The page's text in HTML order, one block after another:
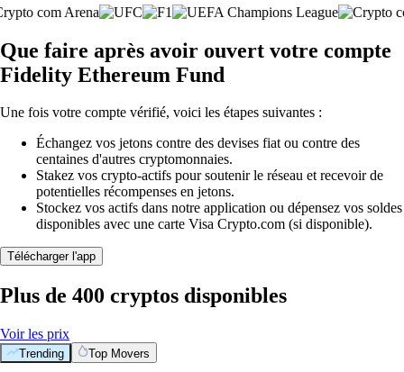
Que faire après avoir ouvert votre compte
Fidelity Ethereum Fund
Une fois votre compte vérifié, voici les étapes suivantes :
Échangez vos jetons contre des devises fiat ou contre des
centaines d'autres cryptomonnaies.
Stakez vos crypto-actifs pour soutenir le réseau et recevoir de
potentielles récompenses en jetons.
Stockez vos actifs dans notre application ou dépensez vos soldes
disponibles avec une carte Visa Crypto.com (si disponible).
Télécharger l'app
Plus de 400 cryptos disponibles
Voir les prix
Trending Top Movers